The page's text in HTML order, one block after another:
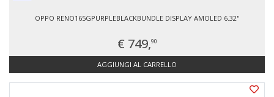
OPPO RENO165GPURPLEBLACKBUNDLE DISPLAY AMOLED 6.32''
€ 749,90
AGGIUNGI AL CARRELLO